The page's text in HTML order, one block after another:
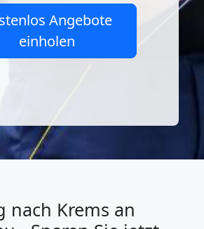
Angebote
einholen
nach Krems an